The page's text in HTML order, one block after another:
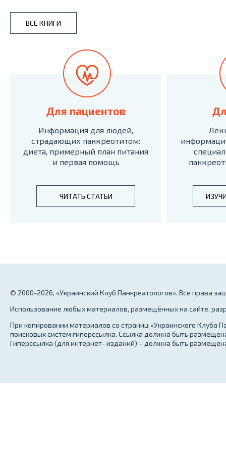
ВСЕ КНИГИ
Для пациентов
Информация для людей,
страдающих панкреотитом:
диета, примерный план питания
и первая помощь
ЧИТАТЬ СТАТЬИ
© 2000-2026, «Украинский Клуб Панкреатологов». Все права
Использование любых материалов, размещённых на сайте,
При копировании материалов со страниц «Украинского Клуба
поисковых систем гиперссылка. Ссылка должна быть
Гиперссылка (для интернет- изданий) – должна быть